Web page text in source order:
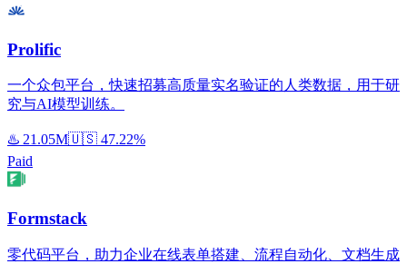
Prolific
一个众包平台，快速招募高质量实名验证的人类数据，用于研
究与AI模型训练。
♨️ 21.05M🇺🇸 47.22%
Paid
Formstack
零代码平台，助力企业在线表单搭建、流程自动化、文档生成